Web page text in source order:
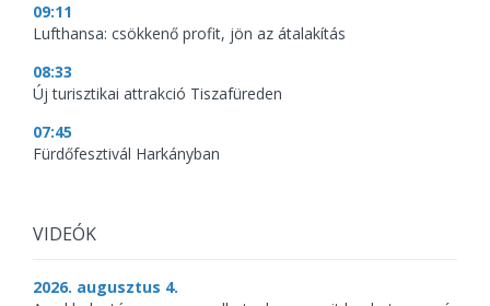
09:11
Lufthansa: csökkenő profit, jön az átalakítás
08:33
Új turisztikai attrakció Tiszafüreden
07:45
Fürdőfesztivál Harkányban
VIDEÓK
2026. augusztus 4.